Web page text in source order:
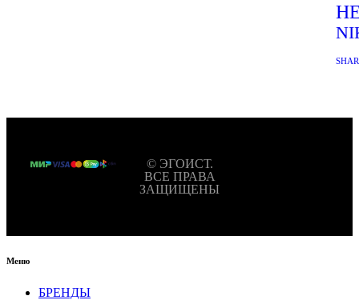
© ЭГОИСТ.
ВСЕ ПРАВА
ЗАЩИЩЕНЫ
Меню
БРЕНДЫ